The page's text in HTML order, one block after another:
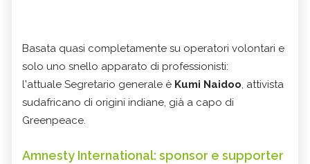
Basata quasi completamente su operatori volontari e
solo uno snello apparato di professionisti:
l'attuale Segretario generale è Kumi Naidoo, attivista
sudafricano di origini indiane, già a capo di
Greenpeace.
Amnesty International: sponsor e supporter